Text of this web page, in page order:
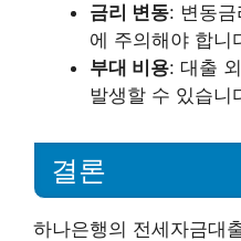
금리 변동: 변동
에 주의해야 합니
부대 비용: 대출
발생할 수 있습니
결론
하나은행의 전세자금대